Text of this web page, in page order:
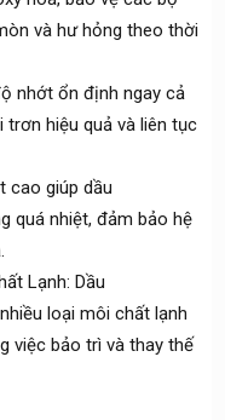
và hư hỏng theo thời
nhớt ổn định ngay cả
hiệu quả và liên tục
cao giúp dầu
quá nhiệt, đảm bảo hệ
Lạnh: Dầu
loại môi chất lạnh
việc bảo trì và thay thế